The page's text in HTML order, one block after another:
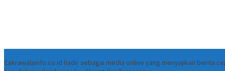
Cakrawalainfo.co.id hadir sebagai media online yang menyajikan berita